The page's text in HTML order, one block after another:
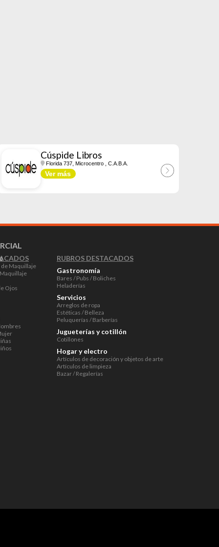
Cúspide Libros
Florida 737, Microcentro , C.A.B.A.
Ver más
Maquillaje
Ojos
RUBROS DESTACADOS
Gastronomía
Bares / Pubs / Boliches
Heladerías
Servicios
Arreglos de ropa
Estéticas / Belleza
Peluquerías / Barberías
Jugueterías y cotillón
Cotillones
Hogar y electro
Artículos de decoración y objetos de arte
Artículos de limpieza
Bazar / Regalerías